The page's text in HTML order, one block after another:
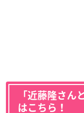
「近藤隆さん
はこちら！